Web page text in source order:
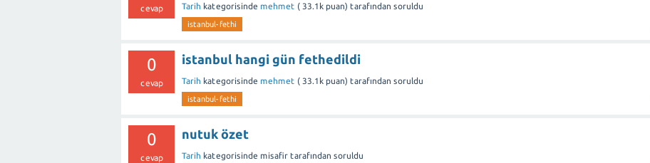
cevap Tarih kategorisinde mehmet ( 33.1k puan) tarafından soruldu
istanbul-fethi
0
cevap
istanbul hangi gün fethedildi
Tarih kategorisinde mehmet ( 33.1k puan) tarafından soruldu
istanbul-fethi
0
cevap
nutuk özet
Tarih kategorisinde misafir tarafından soruldu